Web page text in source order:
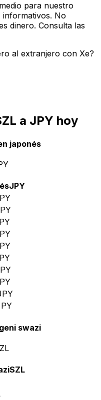
para nuestro
informativos. No
dinero. Consulta las
al extranjero con Xe?
a JPY hoy
japonés
JPY
swazi
SZL